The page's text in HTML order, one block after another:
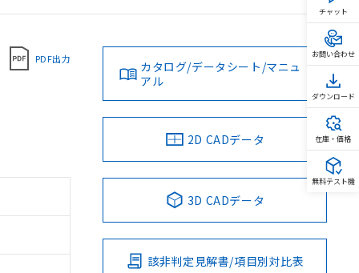
PDF出力
カタログ/データシート/マニュ
アル
2D CADデータ
3D CADデータ
該非判定見解書/項目別対比表
チャット
お問い合わせ
ダウンロード
在庫・価格
無料テスト機